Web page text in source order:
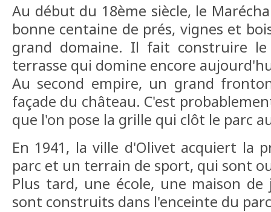
Au début du 18ème siècle, le
bonne centaine de prés, vignes et
grand domaine. Il fait construire
terrasse qui domine encore
Au second empire, un grand
façade du château. C'est
que l'on pose la grille qui clôt le parc
En 1941, la ville d'Olivet acquiert la
parc et un terrain de sport, qui sont
Plus tard, une école, une maison
sont construits dans l'enceinte du